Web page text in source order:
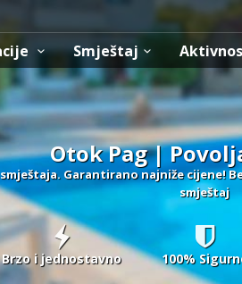
Smještaj
Otok Pag |
Garantirano najniže cijene!
smještaj
Brzo i jednostavno 100%